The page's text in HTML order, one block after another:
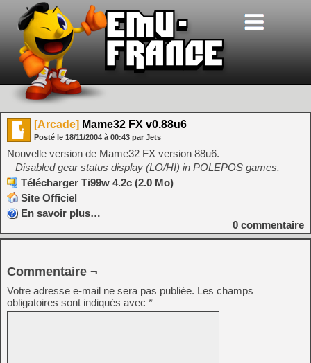
[Arcade] Mame32 FX v0.88u6
Posté le 18/11/2004 à 00:43 par Jets
Nouvelle version de Mame32 FX version 88u6.
– Disabled gear status display (LO/HI) in POLEPOS games.
Télécharger Ti99w 4.2c (2.0 Mo)
Site Officiel
En savoir plus…
0 commentaire
Commentaire ¬
Votre adresse e-mail ne sera pas publiée. Les champs
obligatoires sont indiqués avec *